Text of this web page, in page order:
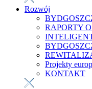
Rozwój
RAPORTY
Projekty
KONTAKT